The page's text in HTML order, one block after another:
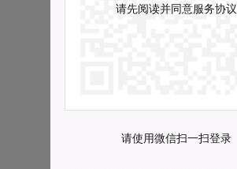
请先阅读并同意服务协议
请使用微信扫一扫登录